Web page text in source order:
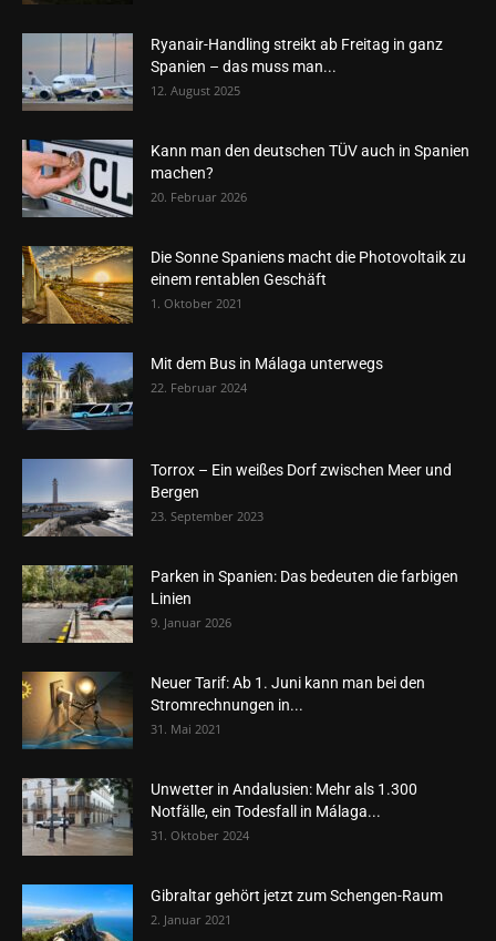
Ryanair-Handling streikt ab Freitag in ganz
Spanien – das muss man...
12. August 2025
Kann man den deutschen TÜV auch in Spanien
machen?
20. Februar 2026
Die Sonne Spaniens macht die Photovoltaik zu
einem rentablen Geschäft
1. Oktober 2021
Mit dem Bus in Málaga unterwegs
22. Februar 2024
Torrox – Ein weißes Dorf zwischen Meer und
Bergen
23. September 2023
Parken in Spanien: Das bedeuten die farbigen
Linien
9. Januar 2026
Neuer Tarif: Ab 1. Juni kann man bei den
Stromrechnungen in...
31. Mai 2021
Unwetter in Andalusien: Mehr als 1.300
Notfälle, ein Todesfall in Málaga...
31. Oktober 2024
Gibraltar gehört jetzt zum Schengen-Raum
2. Januar 2021